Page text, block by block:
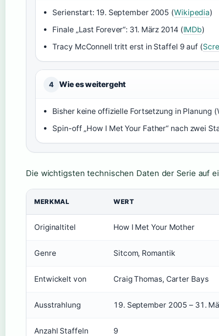
Serienstart: 19. September 2005 (Wikipedia)
Finale „Last Forever“: 31. März 2014 (IMDb)
Tracy McConnell tritt erst in Staffel 9 auf (
4 Wie es weitergeht
Bisher keine offizielle Fortsetzung in Planung
Spin-off „How I Met Your Father“ nach zwei
Die wichtigsten technischen Daten der Serie auf
MERKMAL WERT
Originaltitel How I Met Your Mother
Genre Sitcom, Romantik
Entwickelt von Craig Thomas, Carter Bays
Ausstrahlung 19. September 2005 – 31.
Anzahl Staffeln 9